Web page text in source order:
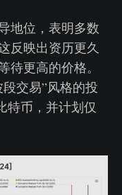
地位，表明多数
反映出资历更久
待更高的价格。
交易”风格的投
特币，并计划仅